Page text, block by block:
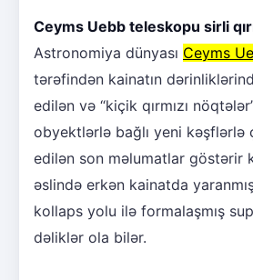
Ceyms Uebb teleskopu sirli
Astronomiya dünyası Ceyms
tərəfindən kainatın
edilən və “kiçik qırmızı
obyektlərlə bağlı yeni kəşflərlə
edilən son məlumatlar göstərir
əslində erkən kainatda
kollaps yolu ilə formalaşmış
dəliklər ola bilər.